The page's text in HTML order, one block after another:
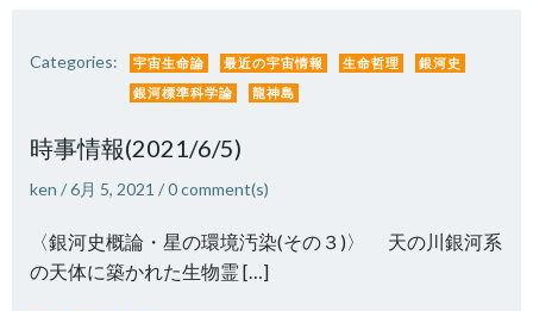
Categories: 宇宙生命論 最近の宇宙情報 生命哲理
銀河史
銀河標準科学論
龍神島
時事情報(2021/6/5)
ken /6月 5, 2021 /0comment(s)
〈銀河史概論・星の環境汚染(その３)〉 天の川銀河系
の天体に築かれた生物霊 […]